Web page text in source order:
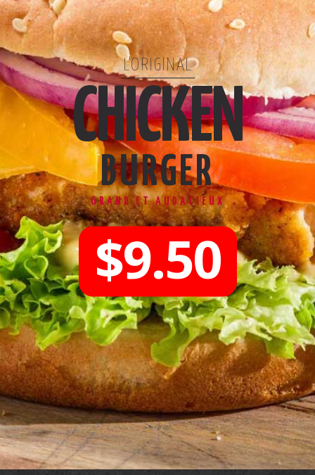
L'ORIGINAL
CHICKEN
BURGER
GRAND ET AUDACIEUX
$9.50